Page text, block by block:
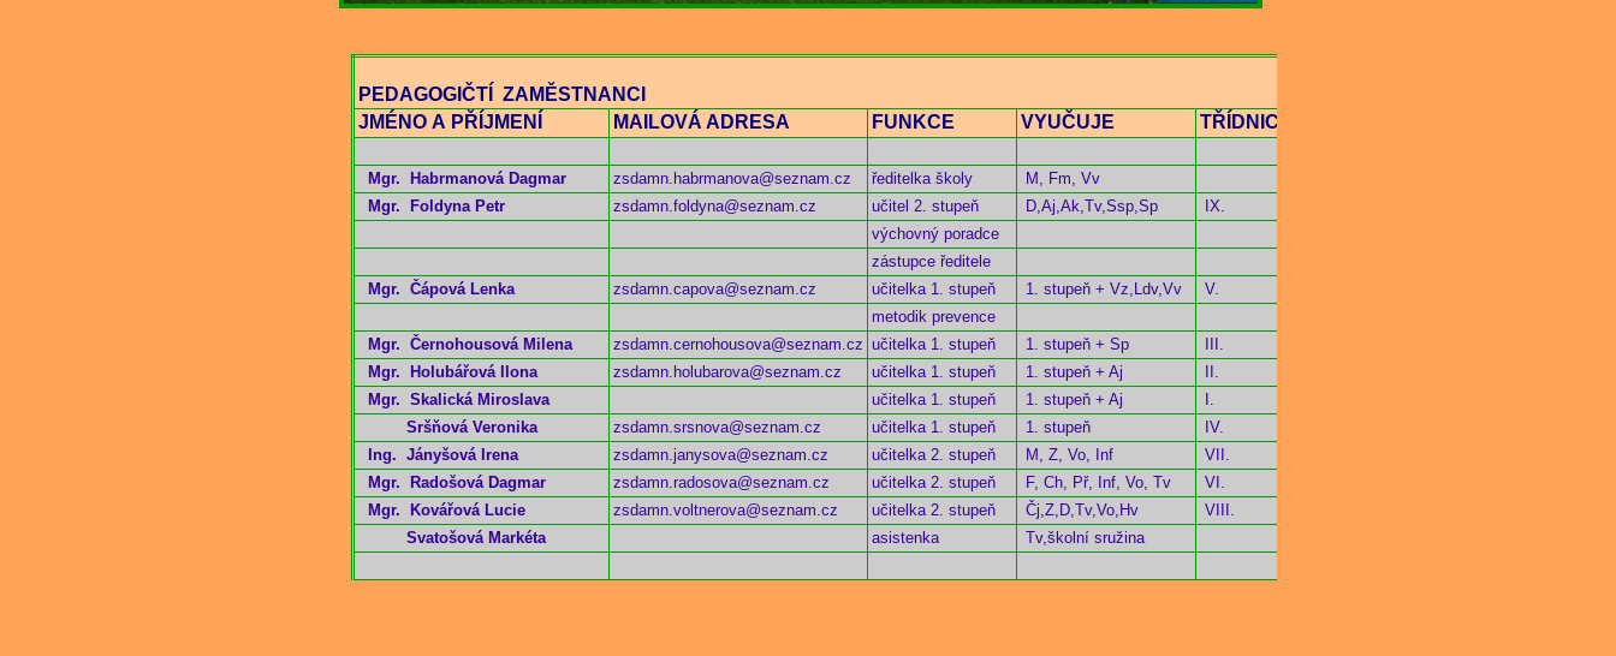
PEDAGOGIČTÍ ZAMĚSTNANCI
JMÉNO A PŘÍJMENÍ
MAILOVÁ ADRESA FUNKCE VYUČUJE TŘÍDNICTVÍ
Mgr. Habrmanová Dagmar zsdamn.habrmanova@seznam.cz ředitelka školy
M, Fm, Vv
Mgr.
Foldyna Petr zsdamn.foldyna@seznam.cz učitel 2. stupeň D,Aj,Ak,Tv,Ssp,Sp
IX.
výchovný poradce
zástupce ředitele
Mgr. ČápováLenka zsdamn.capova@seznam.cz učitelka 1. stupeň 1. stupeň + Vz,Ldv,Vv
V.
metodik prevence
Mgr. Černohousová Milena zsdamn.cernohousova@seznam.cz učitelka 1. stupeň 1. stupeň + Sp
III.
Mgr.
Holubářová Ilona zsdamn.holubarova@seznam.cz učitelka 1. stupeň 1. stupeň + Aj
I.
Mgr. Skalická Miroslava
učitelka 1. stupeň 1. stupeň + Aj
I.
Sršňová Veronika
zsdamn.srsnova@seznam.cz učitelka 1. stupeň 1. stupeň
IV.
Ing. Jányšová Irena zsdamn.janysova@seznam.cz učitelka 2. stupeň M, Z, Vo, Inf
VII.
Mgr.
Radošová Dagmar zsdamn.radosova@seznam.cz učitelka 2. stupeň F, Ch, Př, Inf, Vo, Tv
VI.
Mgr.
Kovářová Lucie zsdamn.voltnerova@seznam.cz učitelka 2. stupeň Čj,Z,D,Tv,Vo,Hv
VIII.
Svatošová Markéta
asistenka Tv,školní sružina